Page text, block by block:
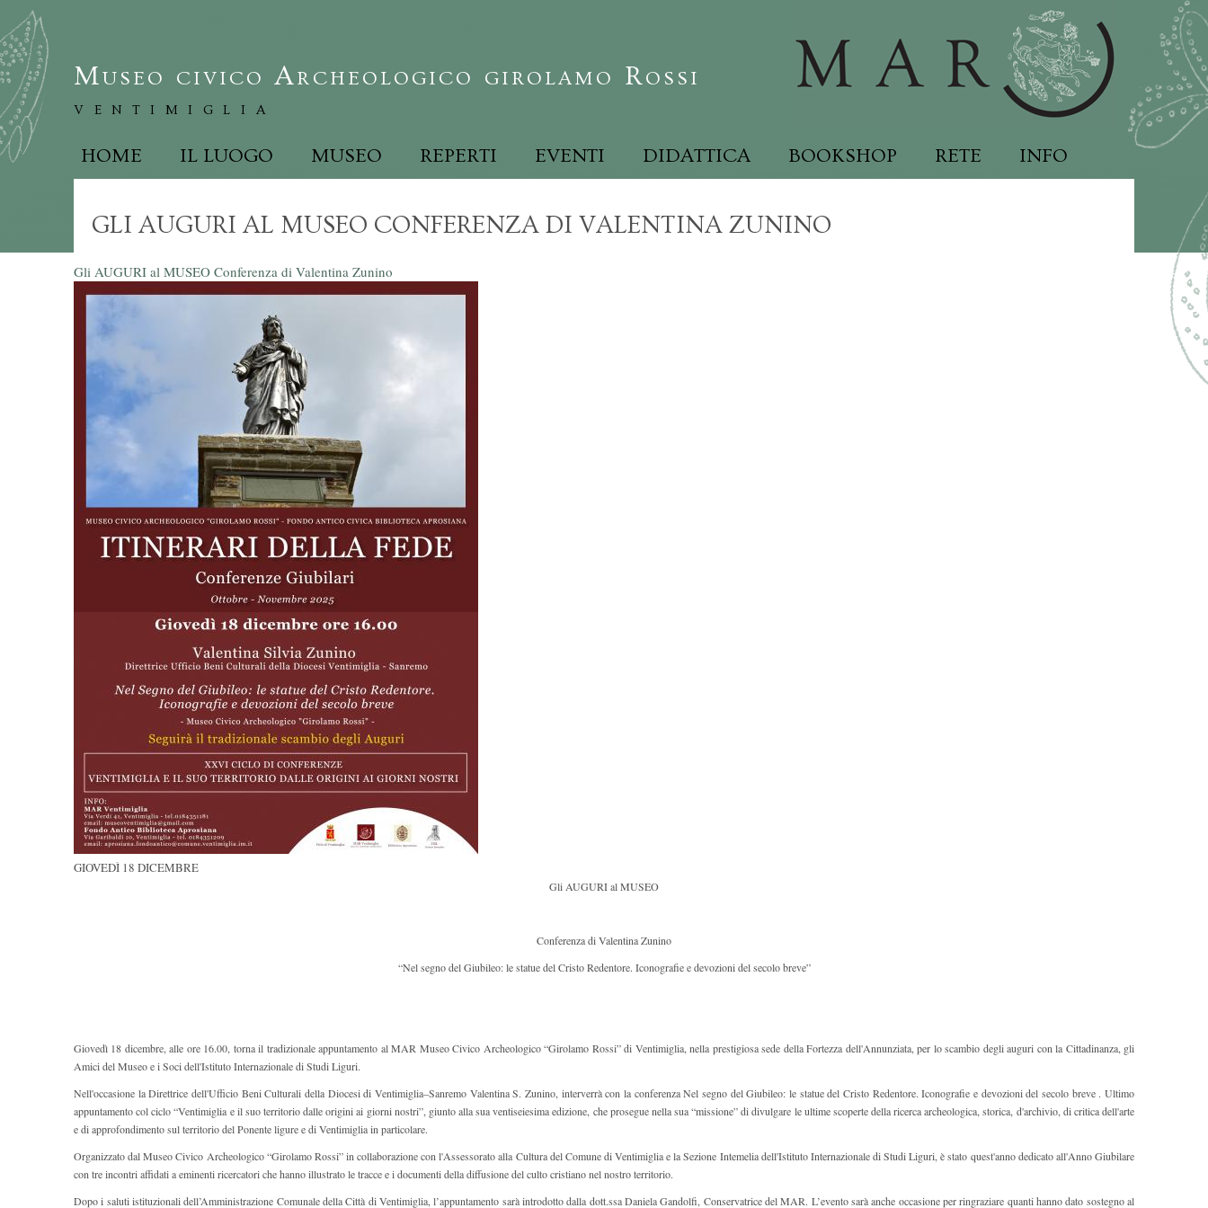
Salta al contenuto principale
Museo civico Archeologico girolamo Rossi
ventimiglia
Menu principale
HOME IL LUOGO MUSEO REPERTI EVENTI DIDATTICA BOOKSHOP RETE INFO
GLI AUGURI AL MUSEO CONFERENZA DI VALENTINA ZUNINO
Gli AUGURI al MUSEO Conferenza di Valentina Zunino
GIOVEDÌ 18 DICEMBRE
Gli AUGURI al MUSEO
Conferenza di Valentina Zunino
“Nel segno del Giubileo: le statue del Cristo Redentore. Iconografie e devozioni del secolo breve”
Giovedì 18 dicembre, alle ore 16.00, torna il tradizionale appuntamento al MAR Museo Civico Archeologico “Girolamo Rossi” di Ventimiglia, nella prestigiosa sede della Fortezza dell'Annunziata, per lo scambio degli auguri con la Cittadinanza, gli
Amici del Museo e i Soci dell'Istituto Internazionale di Studi Liguri.
Nell'occasione la Direttrice dell'Ufficio Beni Culturali della Diocesi di Ventimiglia–Sanremo Valentina S. Zunino, interverrà con la conferenza Nel segno del Giubileo: le statue del Cristo Redentore. Iconografie e devozioni del secolo breve . Ultimo
appuntamento col ciclo “Ventimiglia e il suo territorio dalle origini ai giorni nostri”, giunto alla sua ventiseiesima edizione, che prosegue nella sua “missione” di divulgare le ultime scoperte della ricerca archeologica, storica, d'archivio, di critica dell'arte
e di approfondimento sul territorio del Ponente ligure e di Ventimiglia in particolare.
Organizzato dal Museo Civico Archeologico “Girolamo Rossi” in collaborazione con l'Assessorato alla Cultura del Comune di Ventimiglia e la Sezione Intemelia dell'Istituto Internazionale di Studi Liguri, è stato quest'anno dedicato all'Anno Giubilare
con tre incontri affidati a eminenti ricercatori che hanno illustrato le tracce e i documenti della diffusione del culto cristiano nel nostro territorio.
Dopo i saluti istituzionali dell’Amministrazione Comunale della Città di Ventimiglia, l’appuntamento sarà introdotto dalla dott.ssa Daniela Gandolfi, Conservatrice del MAR. L’evento sarà anche occasione per ringraziare quanti hanno dato sostegno al